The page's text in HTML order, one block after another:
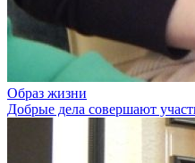
Образ жизни
Добрые дела совершают